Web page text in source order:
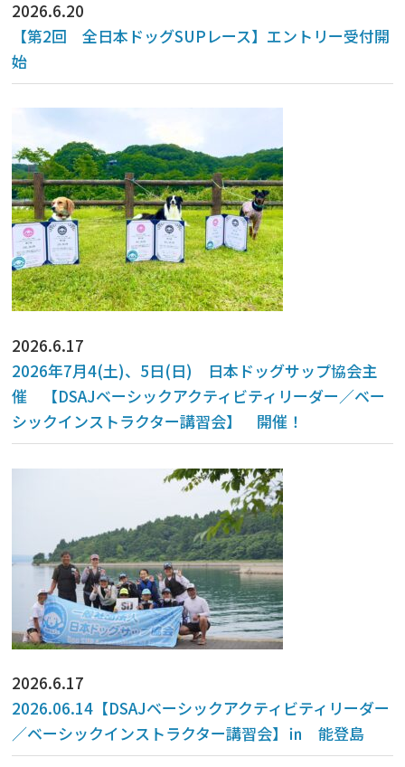
2026.6.20
【第2回 全日本ドッグSUPレース】エントリー受付開
始
2026.6.17
2026年7月4(土)、5日(日) 日本ドッグサップ協会主
催 【DSAJベーシックアクティビティリーダー／ベー
シックインストラクター講習会】 開催！
2026.6.17
2026.06.14【DSAJベーシックアクティビティリーダー
／ベーシックインストラクター講習会】㏌ 能登島